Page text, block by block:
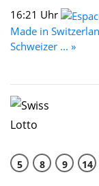
16:21 Uhr
Made in
Schweizer ... »
5 8 9 14